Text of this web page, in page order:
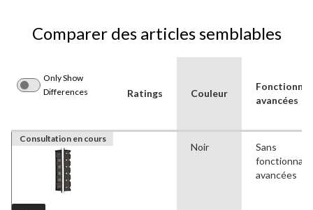
Comparer des articles semblables
Only Show
Differences
Ratings Couleur
avancées
Consultation en cours
Noir
Sans
avancées